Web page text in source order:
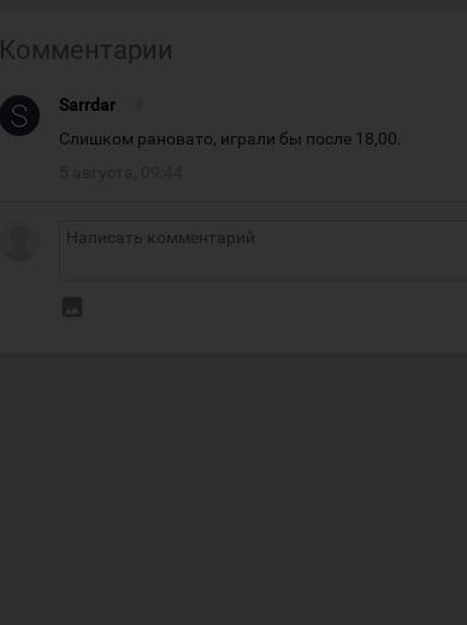
Комментарии
Sarrdar
Слишком рановато, играли бы после 18,00.